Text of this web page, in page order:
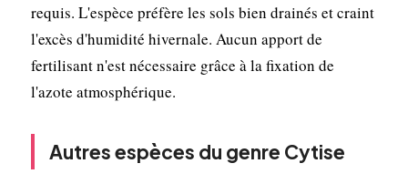
requis. L'espèce préfère les sols bien drainés et craint
l'excès d'humidité hivernale. Aucun apport de
fertilisant n'est nécessaire grâce à la fixation de
l'azote atmosphérique.
Autres espèces du genre Cytise